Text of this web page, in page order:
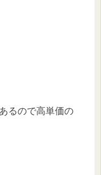
るので高単価の